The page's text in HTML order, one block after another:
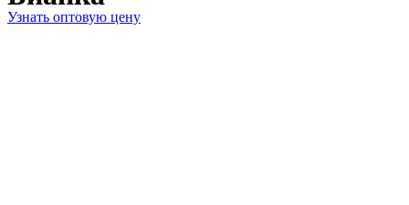
Узнать оптовую цену